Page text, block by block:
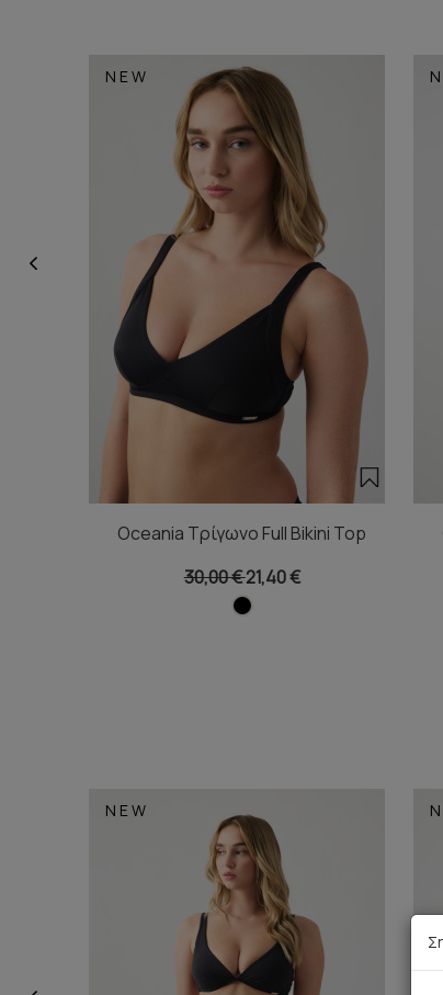
NEW
Oceania Τρίγωνο Full Bikini Top
30,00 €21,40 €
NEW